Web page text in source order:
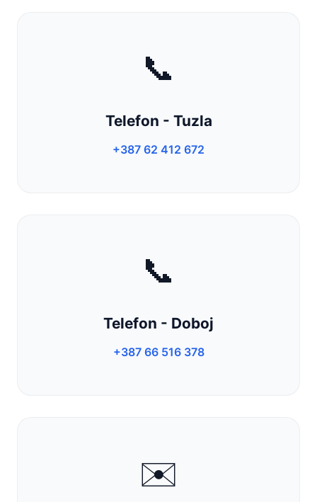
📞
Telefon - Tuzla
+387 62 412 672
📞
Telefon - Doboj
+387 66 516 378
✉️